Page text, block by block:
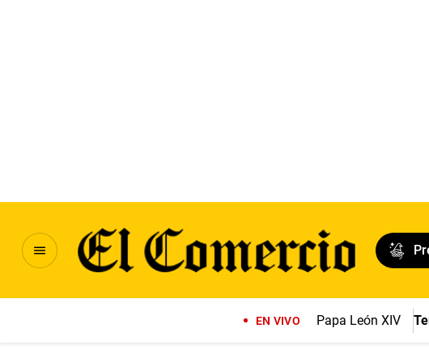
EN VIVO Papa León XIV